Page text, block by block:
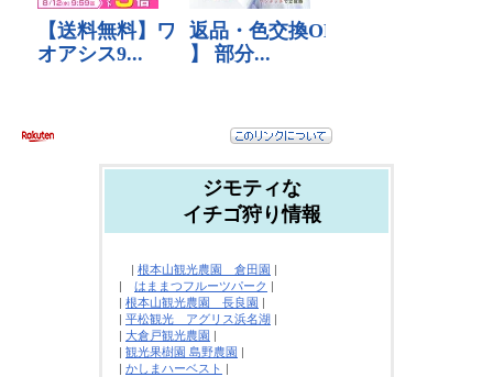
ジモティな
イチゴ狩り情報
| 根本山観光農園 倉田園 |
| はままつフルーツパーク |
| 根本山観光農園 長良園 |
| 平松観光 アグリス浜名湖|
| 大倉戸観光農園 |
| 観光果樹園 島野農園 |
| かしまハーベスト |